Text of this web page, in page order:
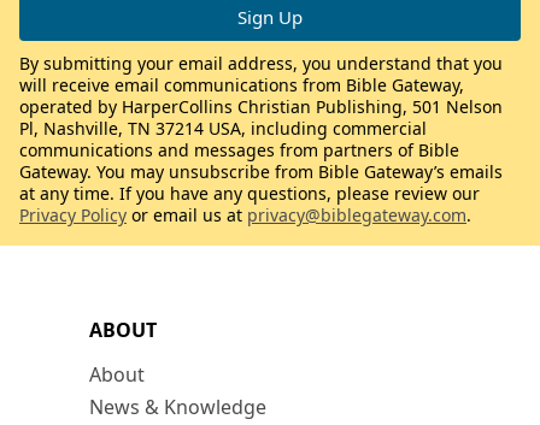
ABOUT
About
News & Knowledge
By submitting your email address, you understand that you
will receive email communications from Bible Gateway,
operated by HarperCollins Christian Publishing, 501 Nelson
Pl, Nashville, TN 37214 USA, including commercial
communications and messages from partners of Bible
Gateway. You may unsubscribe from Bible Gateway’s emails
at any time. If you have any questions, please review our
Privacy Policy or email us at privacy@biblegateway.com.